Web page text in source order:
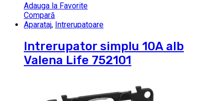
Adauga la Favorite
Compară
Aparataj, Intrerupatoare
Intrerupator simplu 10A alb
Valena Life 752101